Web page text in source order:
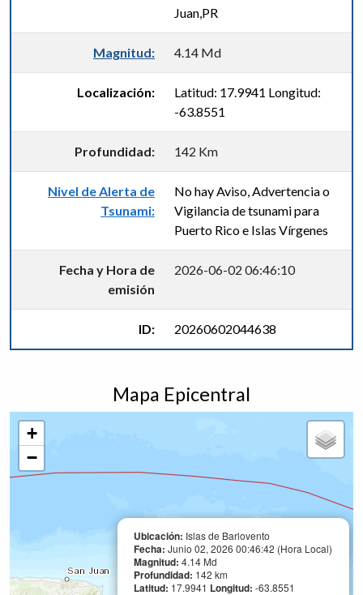
Juan,PR
Magnitud: 4.14 Md
Localización:
Latitud: 17.9941 Longitud:
-63.8551
Profundidad: 142 Km
Nivel de Alerta de
Tsunami:
No hay Aviso, Advertencia o
Vigilancia de tsunami para
Puerto Rico e Islas Vírgenes
Fecha y Hora de
emisión
2026-06-02 06:46:10
ID: 20260602044638
Mapa Epicentral
Ubicación: Islas de Barlovento
Fecha: Junio 02, 2026 00:46:42 (Hora Local)
Magnitud: 4.14 Md
Profundidad: 142 km
Latitud: 17.9941 Longitud: -63.8551
+
−